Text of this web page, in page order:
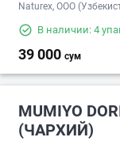
Naturex, OOO
В наличии: 4
39 000 сум
MUMIYO
(ЧАРХИЙ)